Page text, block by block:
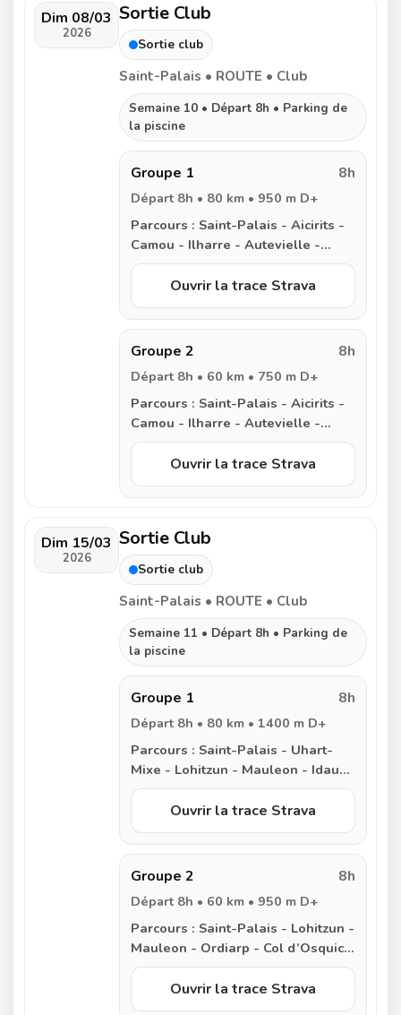
Dim 08/03
2026
Sortie Club
Sortie club
Saint-Palais • ROUTE • Club
Semaine 10 • Départ 8h • Parking de
la piscine
Groupe 1 8h
Départ 8h • 80 km • 950 m D+
Parcours :
Camou - Ilharre - Autevielle -
Sauveterre de Béarn - Oraas -
Lasborde - Orion - Castetbon -
Audaux - Narp - Araujuzon -
Etcharry - Domezain - Saint-Palais
Ouvrir la trace Strava
Groupe 2 8h
Départ 8h • 60 km • 750 m D+
Parcours :
Camou - Ilharre - Autevielle -
Sauveterre de Béarn - Orion -
Narp - Araujuzon - Nabas -
Rivehaute - Espiute - Etcharry -
Ouvrir la trace Strava
Dim 15/03
2026
Sortie Club
Sortie club
Saint-Palais • ROUTE • Club
Semaine 11 • Départ 8h • Parking de
la piscine
Groupe 1 8h
Départ 8h • 80 km • 1400 m D+
Parcours :
Mixe - Lohitzun - Mauleon - Idaux-
Mendy - Aussurucq - Ordiarp - Col
d’Osquich - Larceveau - Col
d’Iparlatze - Lantabat - Beyrie -
Ouvrir la trace Strava
Groupe 2 8h
Départ 8h • 60 km • 950 m D+
Parcours :
Mauleon - Ordiarp - Col d’Osquich
- Larceveau - Uhart-Mixe - Saint-
Ouvrir la trace Strava